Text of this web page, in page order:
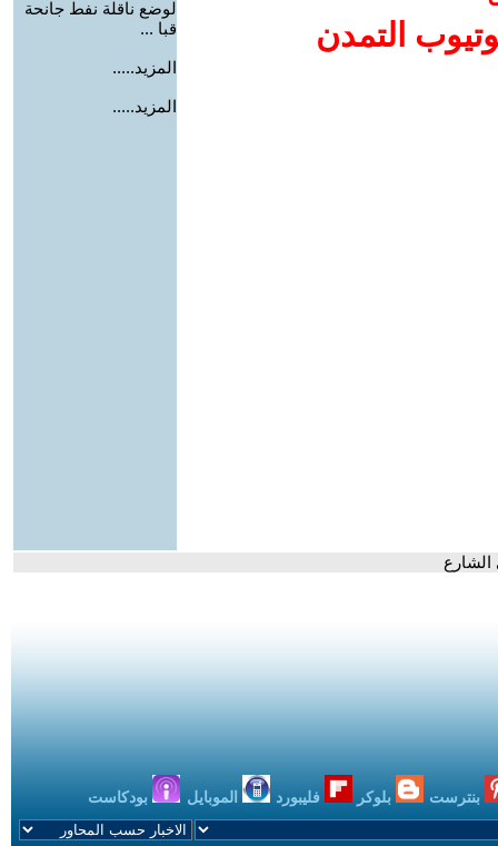
التمدن
لوضع ناقلة نفط جانحة
قبا ...
المزيد.....
المزيد.....
بنترست بلوكر فليبورد الموبايل بودكاست